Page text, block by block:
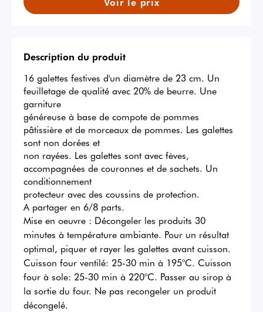
Description du produit
16 galettes festives d'un diamètre de 23 cm. Un
feuilletage de qualité avec 20% de beurre. Une
garniture
généreuse à base de compote de pommes
pâtissière et de morceaux de pommes. Les galettes
sont non dorées et
non rayées. Les galettes sont avec fèves,
accompagnées de couronnes et de sachets. Un
conditionnement
protecteur avec des coussins de protection.
A partager en 6/8 parts.
Mise en oeuvre : Décongeler les produits 30
minutes à température ambiante. Pour un résultat
optimal, piquer et rayer les galettes avant cuisson.
Cuisson four ventilé: 25-30 min à 195°C. Cuisson
four à sole: 25-30 min à 220°C. Passer au sirop à
la sortie du four. Ne pas recongeler un produit
décongelé.